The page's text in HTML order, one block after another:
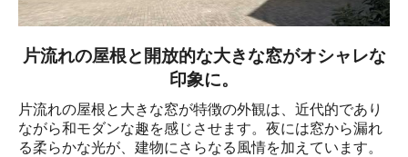
片流れの屋根と開放的な大きな窓がオシャレな
印象に。
片流れの屋根と大きな窓が特徴の外観は、近代的であり
ながら和モダンな趣を感じさせます。夜には窓から漏れ
る柔らかな光が、建物にさらなる風情を加えています。